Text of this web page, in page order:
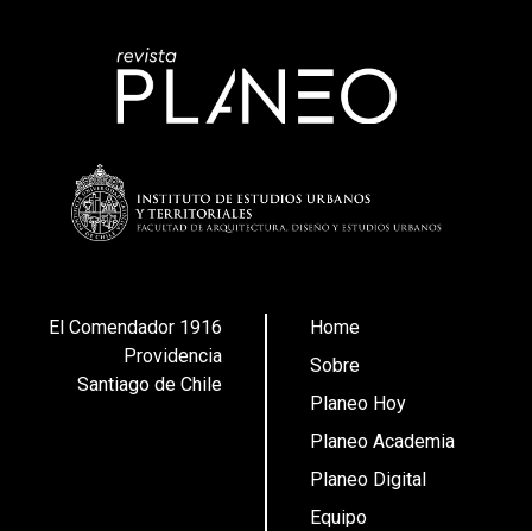
El Comendador 1916
Providencia
Santiago de Chile
Home
Sobre
Planeo Hoy
Planeo Academia
Planeo Digital
Equipo